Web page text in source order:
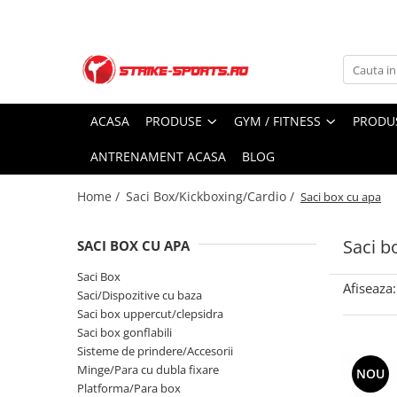
Manusi Box/Kickboxing
Manusi Arte Martiale/Karate
Incaltaminte Box
Echipament Box
Saci Box/Kickboxing/Cardio
Saci box cu apa
Gym / Fitness
Kit MultiTrainer
Aerobic
Aparate Fitness
Aparate Multifunctionale
Echipamente Fitness
Manere/Accesorii Aparate
Saltele/Covorase
Bare Tractiuni/Exercitii
Cupe/Medalii
Accesorii Cupe/Medalii
Testimoniale
ACASA PRODUSE GYM / FITNESS
ANTRENAMENT ACASA BLOG
Home / Saci Box/Kickboxing/Cardio / Saci box cu apa
Saci
SACI BOX CU APA
Saci Box
Saci/Dispozitive cu baza
Saci box uppercut/clepsidra
Saci box gonflabili
Sisteme de prindere/Accesorii
Minge/Para cu dubla fixare
Platforma/Para box
Afiseaza:
NOU